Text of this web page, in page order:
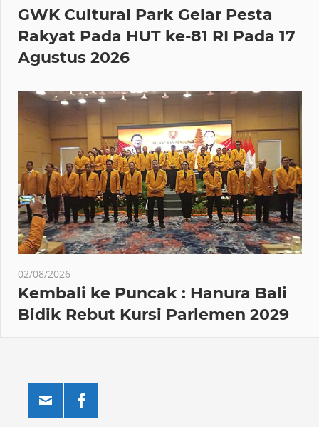
GWK Cultural Park Gelar Pesta
Rakyat Pada HUT ke-81 RI Pada 17
Agustus 2026
02/08/2026
Kembali ke Puncak : Hanura Bali
Bidik Rebut Kursi Parlemen 2029